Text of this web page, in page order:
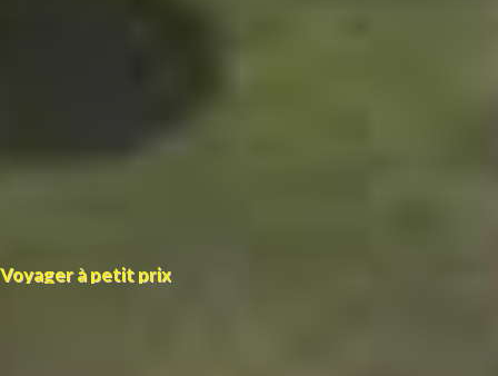
Voyager à petit prix